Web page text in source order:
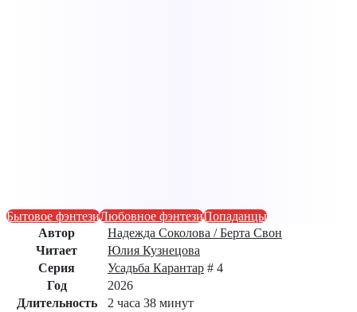
Бытовое фэнтезиЛюбовное фэнтезиПопаданцы
Автор
Надежда Соколова / Берта Свон
Читает
Юлия Кузнецова
Серия
Усадьба Карантар # 4
Год
2026
Длительность
2 часа 38 минут